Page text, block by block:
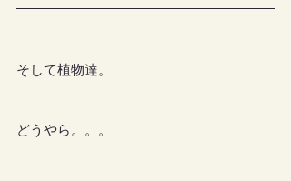
そして植物達。
どうやら。。。